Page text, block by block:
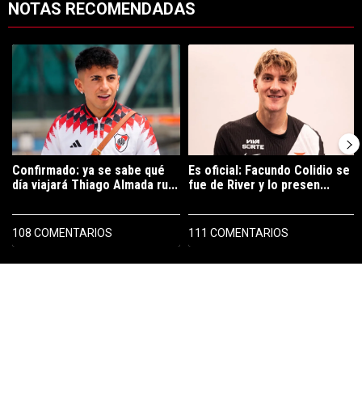
NOTAS RECOMENDADAS
PUBLICIDAD
Un artículo de tendencia con el título "Confirmado: ya se sabe qué
Confirmado: ya se sabe qué
día viajará Thiago Almada ru...
108 COMENTARIOS
Un artículo de tendencia con el
Es oficial: Facundo Colidio se
fue de River y lo presen...
111 COMENTARIOS